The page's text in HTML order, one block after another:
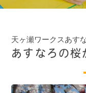
天ヶ瀬ワークスあす
あすなろの